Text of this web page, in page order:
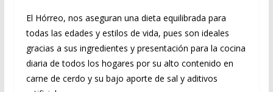
El Hórreo, nos aseguran una dieta equilibrada para
todas las edades y estilos de vida, pues son ideales
gracias a sus ingredientes y presentación para la cocina
diaria de todos los hogares por su alto contenido en
carne de cerdo y su bajo aporte de sal y aditivos